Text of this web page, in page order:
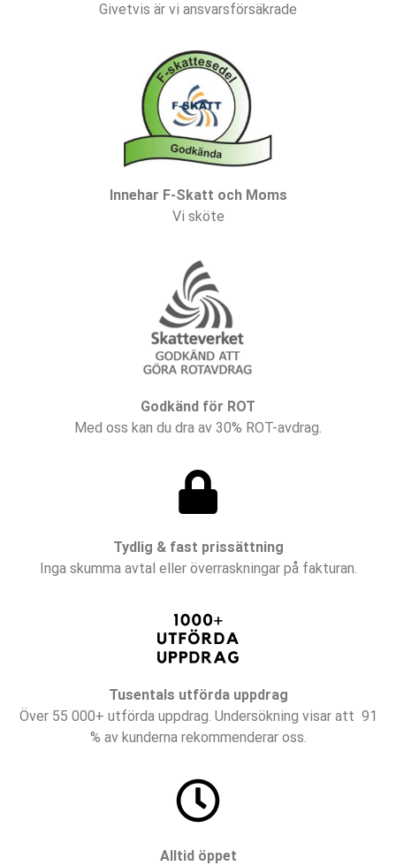
Givetvis är vi ansvarsförsäkrade
Innehar F-Skatt och Moms
Vi sköte
Godkänd för ROT
Med oss kan du dra av 30% ROT-avdrag.
Tydlig & fast prissättning
Inga skumma avtal eller överraskningar på fakturan.
Tusentals utförda uppdrag
Över 55 000+ utförda uppdrag. Undersökning visar att 91
% av kunderna rekommenderar oss.
Alltid öppet